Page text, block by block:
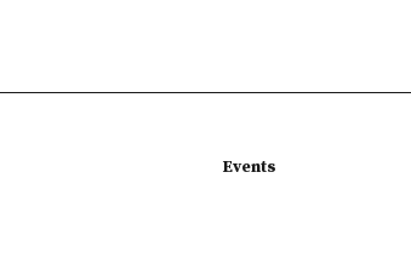
Events